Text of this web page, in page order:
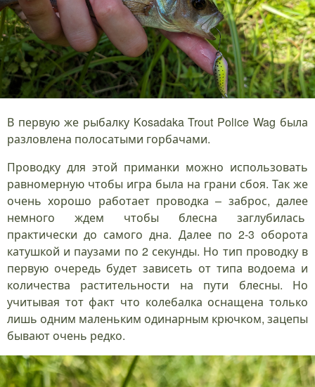
В первую же рыбалку Kosadaka Trout Police Wag была
разловлена полосатыми горбачами.
Проводку для этой приманки можно использовать
равномерную чтобы игра была на грани сбоя. Так же
очень хорошо работает проводка – заброс, далее
немного ждем чтобы блесна заглубилась
практически до самого дна. Далее по 2-3 оборота
катушкой и паузами по 2 секунды. Но тип проводку в
первую очередь будет зависеть от типа водоема и
количества растительности на пути блесны. Но
учитывая тот факт что колебалка оснащена только
лишь одним маленьким одинарным крючком, зацепы
бывают очень редко.